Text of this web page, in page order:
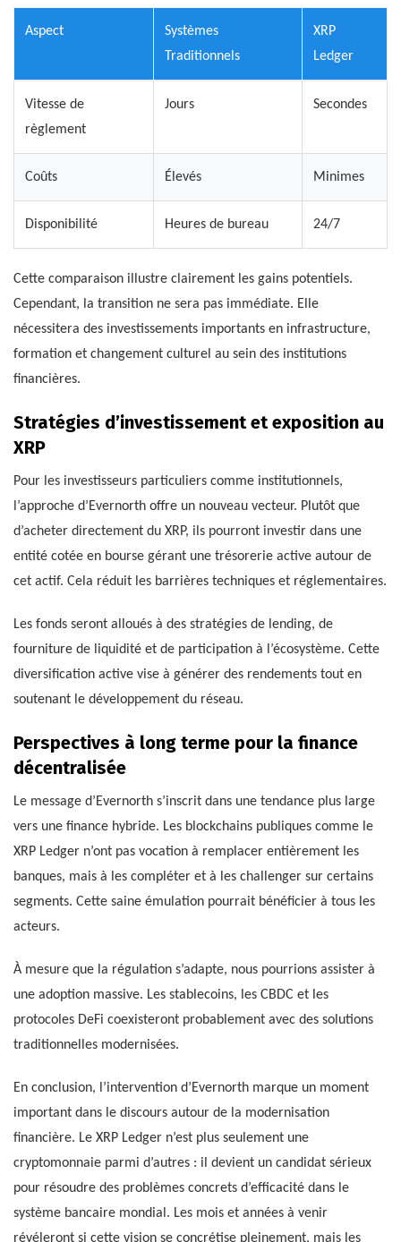
Aspect
Systèmes
Traditionnels
XRP
Ledger
Vitesse de
règlement
Jours Secondes
Coûts Élevés Minimes
Disponibilité Heures de bureau 24/7
Cette comparaison illustre clairement les gains potentiels.
Cependant, la transition ne sera pas immédiate. Elle
nécessitera des investissements importants en infrastructure,
formation et changement culturel au sein des institutions
financières.
Stratégies d’investissement et exposition au
XRP
Pour les investisseurs particuliers comme institutionnels,
l’approche d’Evernorth offre un nouveau vecteur. Plutôt que
d’acheter directement du XRP, ils pourront investir dans une
entité cotée en bourse gérant une trésorerie active autour de
cet actif. Cela réduit les barrières techniques et réglementaires.
Les fonds seront alloués à des stratégies de lending, de
fourniture de liquidité et de participation à l’écosystème. Cette
diversification active vise à générer des rendements tout en
soutenant le développement du réseau.
Perspectives à long terme pour la finance
décentralisée
Le message d’Evernorth s’inscrit dans une tendance plus large
vers une finance hybride. Les blockchains publiques comme le
XRP Ledger n’ont pas vocation à remplacer entièrement les
banques, mais à les compléter et à les challenger sur certains
segments. Cette saine émulation pourrait bénéficier à tous les
acteurs.
À mesure que la régulation s’adapte, nous pourrions assister à
une adoption massive. Les stablecoins, les CBDC et les
protocoles DeFi coexisteront probablement avec des solutions
traditionnelles modernisées.
En conclusion, l’intervention d’Evernorth marque un moment
important dans le discours autour de la modernisation
financière. Le XRP Ledger n’est plus seulement une
cryptomonnaie parmi d’autres : il devient un candidat sérieux
pour résoudre des problèmes concrets d’efficacité dans le
système bancaire mondial. Les mois et années à venir
révéleront si cette vision se concrétise pleinement, mais les